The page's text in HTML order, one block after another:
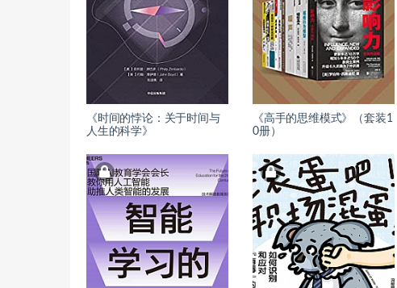
《时间的悖论：关于时间与
人生的科学》
《高手的思维模式》（套装1
0册）